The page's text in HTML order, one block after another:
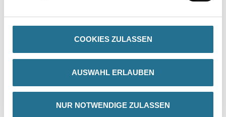
COOKIES ZULASSEN
AUSWAHL ERLAUBEN
NUR NOTWENDIGE ZULASSEN
Produkteigenschaft
- Organisch gebundenes, klinkerartig vorgefertigtes Putzteil
- A2-s1, d0 gemäß DIN EN 13501-1 (nichtbrennbar)
- Überwiegend aus mineralischen Grundstoffen
- Witterungsbeständig und UV-beständig
- Wasserdampfdiffusionsfähig